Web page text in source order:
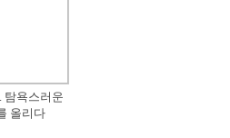
탐욕스러운
올리다